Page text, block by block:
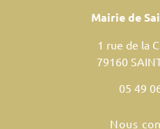
Mairie de
1 rue de la
79160
05 49
Nous